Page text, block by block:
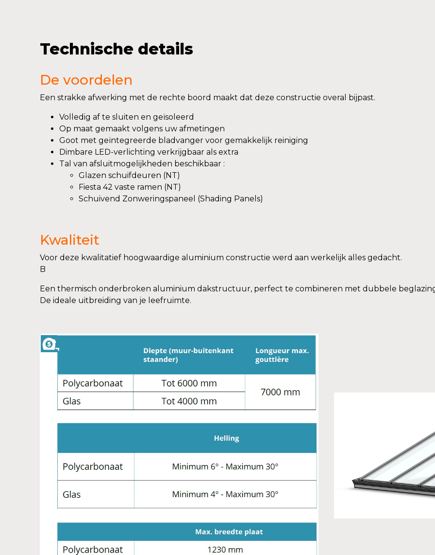
Technische details
De voordelen
Een strakke afwerking met de rechte boord maakt dat deze constructie overal bijpast.
Volledig af te sluiten en geïsoleerd
Op maat gemaakt volgens uw afmetingen
Goot met geïntegreerde bladvanger voor gemakkelijk reiniging
Dimbare LED-verlichting verkrijgbaar als extra
Tal van afsluitmogelijkheden beschikbaar :
Glazen schuifdeuren (NT)
Fiesta 42 vaste ramen (NT)
Schuivend Zonweringspaneel (Shading Panels)
Kwaliteit
Voor deze kwalitatief hoogwaardige aluminium constructie werd aan werkelijk alles gedacht.
B
Een thermisch onderbroken aluminium dakstructuur, perfect te combineren met dubbele
De ideale uitbreiding van je leefruimte.